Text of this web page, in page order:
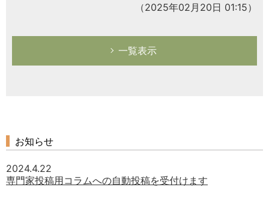
（2025年02月20日 01:15）
一覧表示
お知らせ
2024.4.22
専門家投稿用コラムへの自動投稿を受付けます